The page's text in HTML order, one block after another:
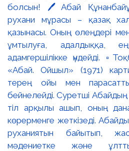
болсын! 🖊️Абай
рухани мұрасы – қазақ
қазынасы. Оның өлеңдері мен
ұмтылуға, адалдыққа,
адамгершілікке үндейді.
«Абай. Ойшыл» (1971)
терең ойы мен
бейнелейді. Суретші
тіл арқылы ашып, оның
көрерменге жеткізеді.
руханиятын байытып,
мәдениетке және